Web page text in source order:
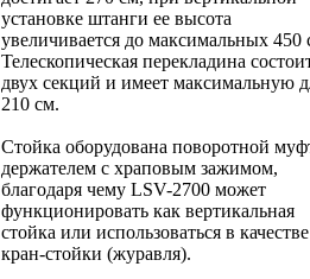
установке штанги ее высота
увеличивается до максимальных 450
Телескопическая перекладина
двух секций и имеет максимальную
210 см.
Стойка оборудована поворотной
держателем с храповым зажимом,
благодаря чему LSV-2700 может
функционировать как вертикальная
стойка или использоваться в качестве
кран-стойки (журавля).